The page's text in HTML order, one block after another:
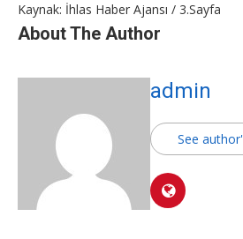
Kaynak: İhlas Haber Ajansı / 3.Sayfa
About The Author
admin
See